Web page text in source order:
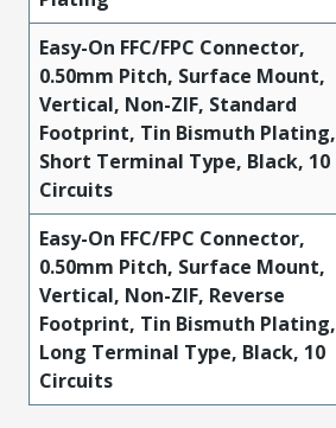
Easy-On FFC/FPC Connector,
0.50mm Pitch, Surface Mount,
Vertical, Non-ZIF, Standard
Footprint, Tin Bismuth Plating,
Short Terminal Type, Black, 10
Circuits
Easy-On FFC/FPC Connector,
0.50mm Pitch, Surface Mount,
Vertical, Non-ZIF, Reverse
Footprint, Tin Bismuth Plating,
Long Terminal Type, Black, 10
Circuits